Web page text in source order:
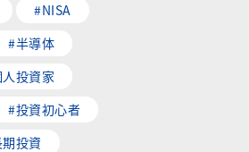
#NISA
#半導体
投資家
#投資初心者
投資